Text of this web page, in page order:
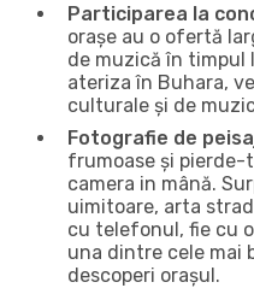
Participarea la
orașe au o ofertă
de muzică în timpul
ateriza în Buhara,
culturale și de
Fotografie de
frumoase și pierde-
camera in mână.
uimitoare, arta
cu telefonul, fie cu
una dintre cele mai
descoperi orașul.